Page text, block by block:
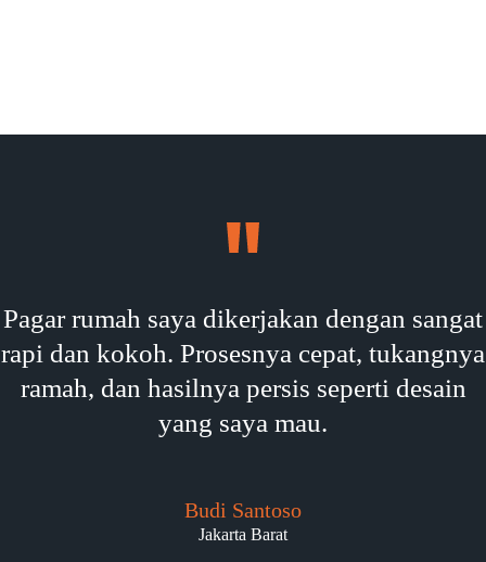
Pagar rumah saya dikerjakan dengan sangat
rapi dan kokoh. Prosesnya cepat, tukangnya
ramah, dan hasilnya persis seperti desain
yang saya mau.
Budi Santoso
Jakarta Barat